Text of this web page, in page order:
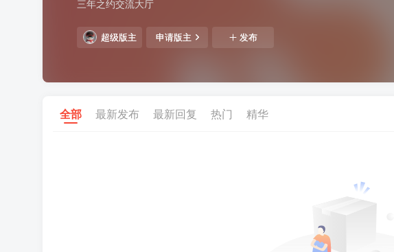
三年之约交流大厅
超级版主 申请版主 发布
全部 最新发布 最新回复 热门 精华